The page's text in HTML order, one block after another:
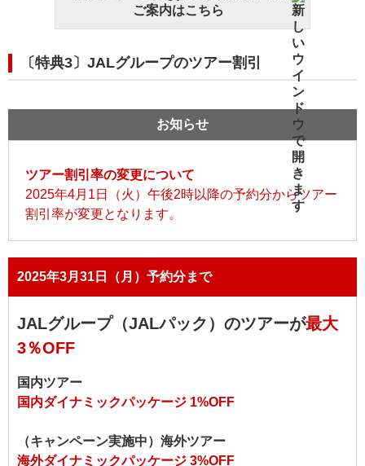
ご案内はこちら
〔特典3〕JALグループのツアー割引
お知らせ
ツアー割引率の変更について
2025年4月1日（火）午後2時以降の予約分からツアー
割引率が変更となります。
2025年3月31日（月）予約分まで
JALグループ（JALパック）のツアーが最大
3％OFF
国内ツアー
国内ダイナミックパッケージ 1%OFF
（キャンペーン実施中）海外ツアー
海外ダイナミックパッケージ 3%OFF